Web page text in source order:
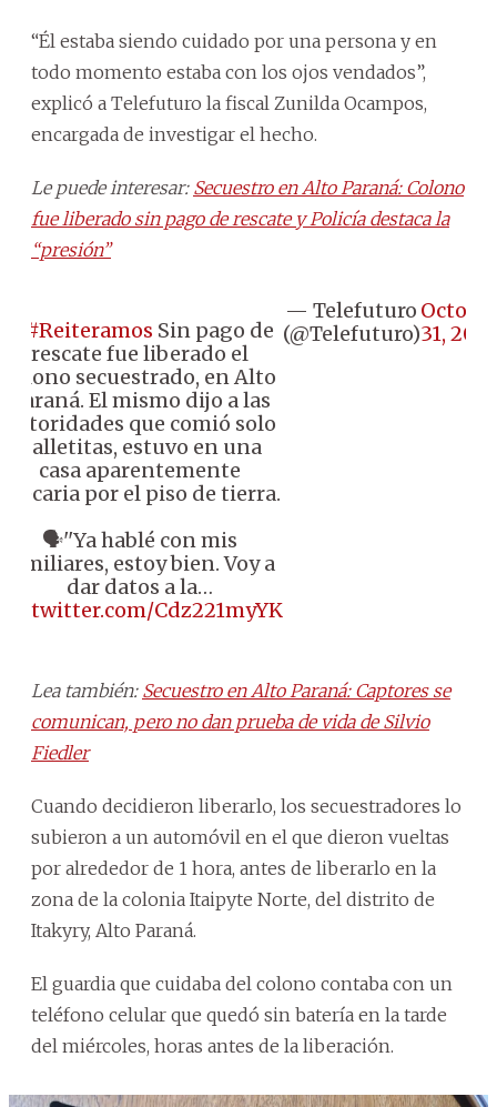
“Él estaba siendo cuidado por una persona y en
todo momento estaba con los ojos vendados”,
explicó a Telefuturo la fiscal Zunilda Ocampos,
encargada de investigar el hecho.
Le puede interesar: Secuestro en Alto Paraná: Colono
fue liberado sin pago de rescate y Policía destaca la
“presión”
#Reiteramos Sin pago de
rescate fue liberado el
colono secuestrado, en Alto
Paraná. El mismo dijo a las
autoridades que comió solo
galletitas, estuvo en una
casa aparentemente
precaria por el piso de tierra.
🗣''Ya hablé con mis
familiares, estoy bien. Voy a
dar datos a la…
Cdz221myYK
— Telefuturo
(@Telefuturo)31,
Lea también: Secuestro en Alto Paraná: Captores se
comunican, pero no dan prueba de vida de Silvio
Fiedler
Cuando decidieron liberarlo, los secuestradores lo
subieron a un automóvil en el que dieron vueltas
por alrededor de 1 hora, antes de liberarlo en la
zona de la colonia Itaipyte Norte, del distrito de
Itakyry, Alto Paraná.
El guardia que cuidaba del colono contaba con un
teléfono celular que quedó sin batería en la tarde
del miércoles, horas antes de la liberación.